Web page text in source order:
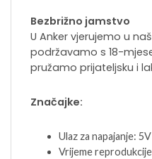
Bezbrižno jamstvo
U Anker vjerujemo u
podržavamo s 18-
pružamo prijateljsku i
Značajke:
Ulaz za napajanje:
Vrijeme